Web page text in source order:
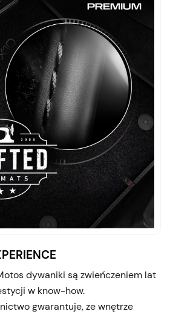
dywaniki są zwieńczeniem lat
w know-how.
gwarantuje, że wnętrze